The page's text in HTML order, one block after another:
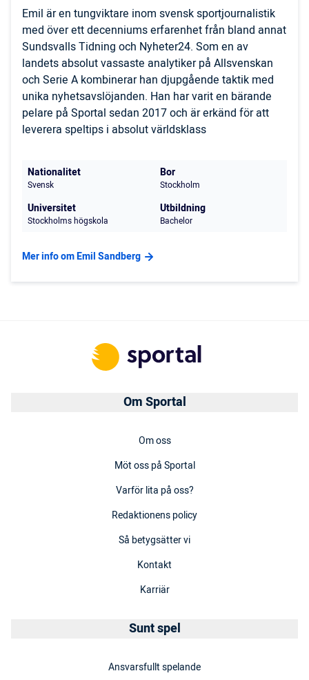
Emil är en tungviktare inom svensk sportjournalistik
med över ett decenniums erfarenhet från bland annat
Sundsvalls Tidning och Nyheter24. Som en av
landets absolut vassaste analytiker på Allsvenskan
och Serie A kombinerar han djupgående taktik med
unika nyhetsavslöjanden. Han har varit en bärande
pelare på Sportal sedan 2017 och är erkänd för att
leverera speltips i absolut världsklass
Nationalitet
Svensk
Bor
Stockholm
Universitet
Stockholms högskola
Utbildning
Bachelor
Mer info om Emil Sandberg
Om Sportal
Om oss
Möt oss på Sportal
Varför lita på oss?
Redaktionens policy
Så betygsätter vi
Kontakt
Karriär
Sunt spel
Ansvarsfullt spelande